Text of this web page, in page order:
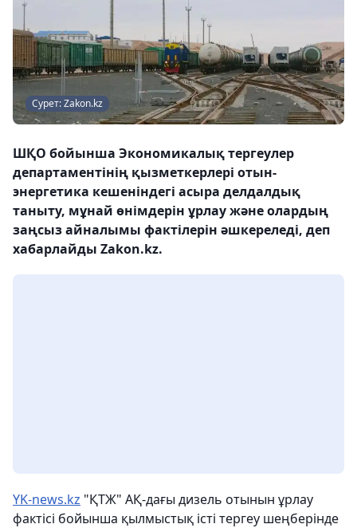
Сурет: Zakon.kz
ШҚО бойынша Экономикалық тергеулер
департаментінің қызметкерлері отын-
энергетика кешеніндегі асыра делдалдық
таныту, мұнай өнімдерін ұрлау және олардың
заңсыз айналымы фактілерін әшкереледі, деп
хабарлайды Zakon.kz.
YK-news.kz "ҚТЖ" АҚ-дағы дизель отынын ұрлау
фактісі бойынша қылмыстық істі тергеу шеңберінде